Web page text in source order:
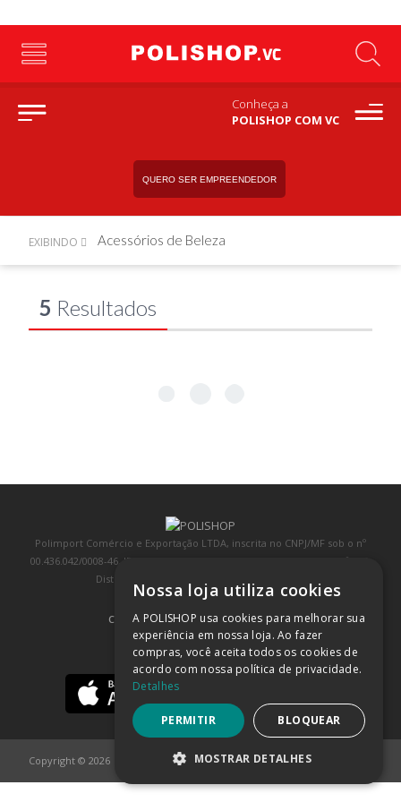
Conheça a
POLISHOP COM VC
QUERO SER EMPREENDEDOR
EXIBINDO Acessórios de Beleza
5 Resultados
Polimport Comércio e Exportação LTDA, inscrita no CNPJ/MF sob o nº
00.436.042/0008-46, IE 407.458.707.103, com sede na Rua Kanebo, nº 175,
Distrito Industrial, Jundiaí/SP, CEP: 13213-090
COMPRA 100% SEGURA (SAIBA MAIS)
BAIXE NOSSO APP
Copyright © 2026
Nossa loja utiliza cookies
A POLISHOP usa cookies para melhorar sua
experiência em nossa loja. Ao fazer
compras, você aceita todos os cookies de
acordo com nossa política de privacidade.
Detalhes
PERMITIR BLOQUEAR
MOSTRAR DETALHES
ESTRITAMENTE NECESSÁRIOS